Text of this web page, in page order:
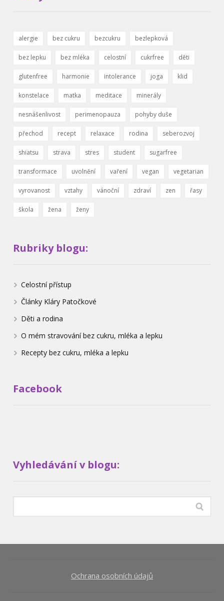
alergie bez cukru bezcukru bezlepková
bez lepku bez mléka celostní cukrfree děti
glutenfree harmonie intolerance joga klid
konstelace matka meditace minerály
nesnášenlivost perimenopauza pohyby duše
přechod recept relaxace rodina seberozvoj
shiatsu strava stres student sugarfree
transformace uvolnění vaření vegan vegetarian
vyrovanost vztahy vánoční zdraví zen řasy
škola žena ženy
Rubriky blogu:
Celostní přístup
Články Kláry Patočkové
Děti a rodina
O mém stravování bez cukru, mléka a lepku
Recepty bez cukru, mléka a lepku
Facebook
Vyhledávání v blogu:
Ochrana osobních údajů